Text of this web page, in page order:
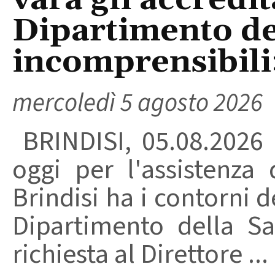
Dipartimento
mercoledì 5 agosto 2026
BRINDISI,
oggi per
Brindisi ha i contorni
Dipartimento della
richiesta al Direttore ...